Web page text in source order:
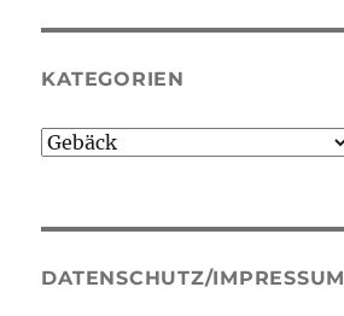
KATEGORIEN
Kategorien
DATENSCHUTZ/IMPRESSUM